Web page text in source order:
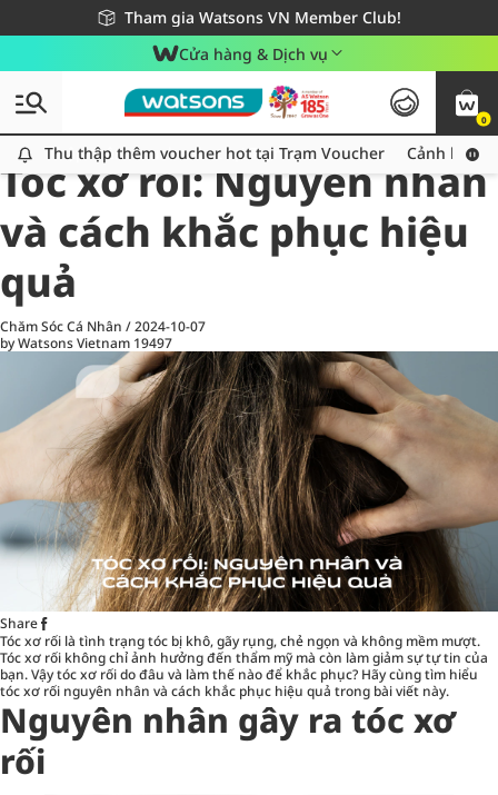
Tham gia Watsons VN Member Club!
Miễn phí giao hàng cho đơn hàng từ 249,000Đ
Giao hàng nhanh 24h - Áp dụng khu vực TP. Hồ Chí Minh
Cửa hàng & Dịch vụ
0
Thu thập thêm voucher hot tại Trạm Voucher
Thu thập thêm voucher hot tại Trạm Voucher Cảnh báo
All
Chăm Sóc Cá Nhân
Tóc xơ rối: Nguyên nhân
và cách khắc phục hiệu
quả
Chăm Sóc Cá Nhân /2024-10-07
by Watsons Vietnam 19497
Share
Tóc xơ rối là tình trạng tóc bị khô, gãy rụng, chẻ ngọn và không mềm mượt.
Tóc xơ rối không chỉ ảnh hưởng đến thẩm mỹ mà còn làm giảm sự tự tin của
bạn. Vậy tóc xơ rối do đâu và làm thế nào để khắc phục? Hãy cùng tìm hiểu
tóc xơ rối nguyên nhân và cách khắc phục hiệu quả trong bài viết này.
Nguyên nhân gây ra tóc xơ
rối